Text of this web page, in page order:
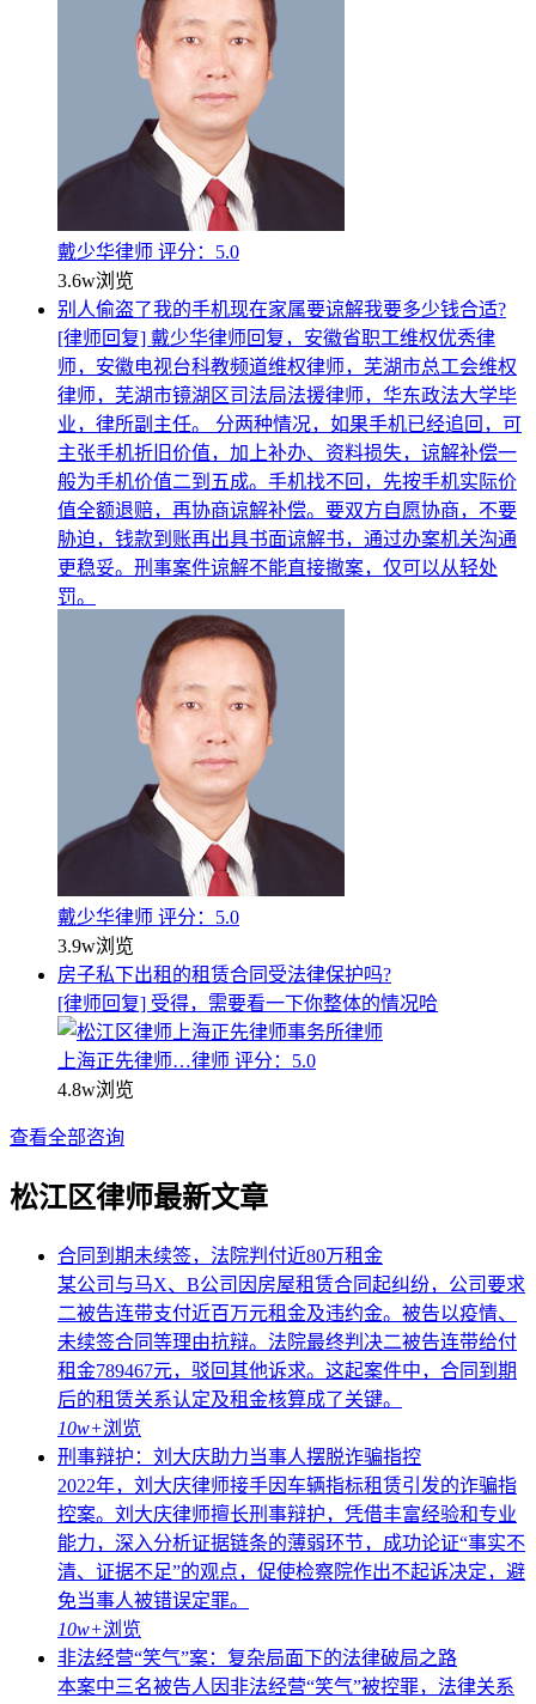
戴少华律师 评分：5.0
3.6w浏览
别人偷盗了我的手机现在家属要谅解我要多少钱合适?
[律师回复] 戴少华律师回复，安徽省职工维权优秀律
师，安徽电视台科教频道维权律师，芜湖市总工会维权
律师，芜湖市镜湖区司法局法援律师，华东政法大学毕
业，律所副主任。 分两种情况，如果手机已经追回，可
主张手机折旧价值，加上补办、资料损失，谅解补偿一
般为手机价值二到五成。手机找不回，先按手机实际价
值全额退赔，再协商谅解补偿。要双方自愿协商，不要
胁迫，钱款到账再出具书面谅解书，通过办案机关沟通
更稳妥。刑事案件谅解不能直接撤案，仅可以从轻处
罚。
戴少华律师 评分：5.0
3.9w浏览
房子私下出租的租赁合同受法律保护吗?
[律师回复] 受得，需要看一下你整体的情况哈
上海正先律师…律师 评分：5.0
4.8w浏览
查看全部咨询
松江区律师最新文章
合同到期未续签，法院判付近80万租金
某公司与马X、B公司因房屋租赁合同起纠纷，公司要求
二被告连带支付近百万元租金及违约金。被告以疫情、
未续签合同等理由抗辩。法院最终判决二被告连带给付
租金789467元，驳回其他诉求。这起案件中，合同到期
后的租赁关系认定及租金核算成了关键。
10w+浏览
刑事辩护：刘大庆助力当事人摆脱诈骗指控
2022年，刘大庆律师接手因车辆指标租赁引发的诈骗指
控案。刘大庆律师擅长刑事辩护，凭借丰富经验和专业
能力，深入分析证据链条的薄弱环节，成功论证“事实不
清、证据不足”的观点，促使检察院作出不起诉决定，避
免当事人被错误定罪。
10w+浏览
非法经营“笑气”案：复杂局面下的法律破局之路
本案中三名被告人因非法经营“笑气”被控罪，法律关系